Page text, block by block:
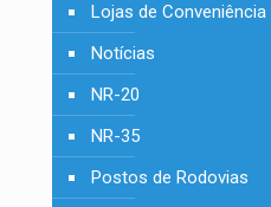
Lojas de Conveniência
Notícias
NR-20
NR-35
Postos de Rodovias